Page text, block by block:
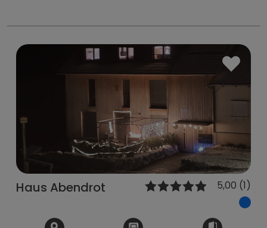
Haus Abendrot 5,00 (1)